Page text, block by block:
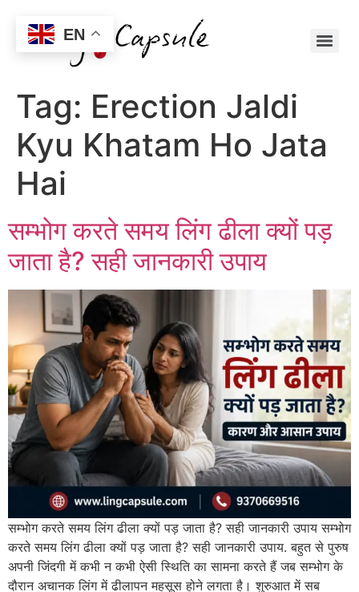
Tag: Erection Jaldi
Kyu Khatam Ho Jata
Hai
सम्भोग करते समय लिंग ढीला क्यों पड़
जाता है? सही जानकारी उपाय
सम्भोग करते समय लिंग ढीला क्यों पड़ जाता है? सही जानकारी उपाय सम्भोग
करते समय लिंग ढीला क्यों पड़ जाता है? सही जानकारी उपाय. बहुत से पुरुष
अपनी जिंदगी में कभी न कभी ऐसी स्थिति का सामना करते हैं जब सम्भोग के
दौरान अचानक लिंग में ढीलापन महसूस होने लगता है। शुरुआत में सब
EN